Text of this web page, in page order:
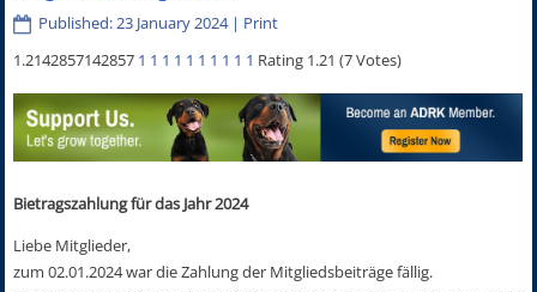
Published: 23 January 2024| Print
1.2142857142857 1 1 1 1 1 1 1 1 1 1 Rating 1.21 (7 Votes)
Bietragszahlung für das Jahr 2024
Liebe Mitglieder,
zum 02.01.2024 war die Zahlung der Mitgliedsbeiträge fällig.